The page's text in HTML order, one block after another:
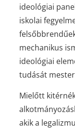
ideológiai
iskolai
mechanikus
ideológiai
tudását
Mielőtt
akik a